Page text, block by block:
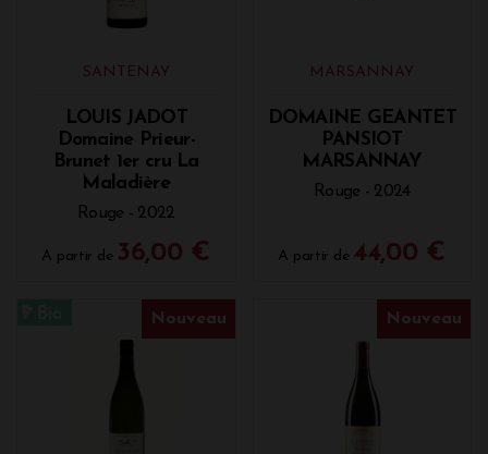
SANTENAY
LOUIS JADOT
Domaine Prieur-
Brunet 1er cru La
Maladière
Rouge - 2022
A partir de 36,00 €
MARSANNAY
DOMAINE GEANTET
PANSIOT
MARSANNAY
Rouge - 2024
A partir de 44,00 €
Nouveau Nouveau